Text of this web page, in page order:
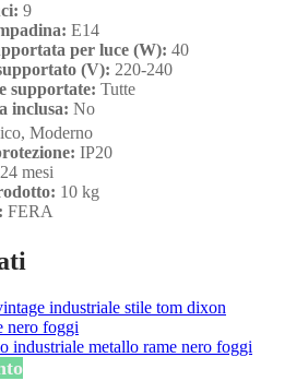
9
E14
per luce (W): 40
(V): 220-240
supportate: Tutte
inclusa: No
Moderno
IP20
24 mesi
10 kg
FERA